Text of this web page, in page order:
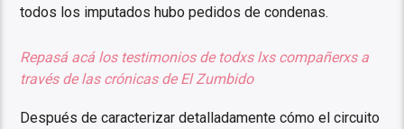
todos los imputados hubo pedidos de condenas.
Repasá acá los testimonios de todxs lxs compañerxs a
través de las crónicas de El Zumbido
Después de caracterizar detalladamente cómo el circuito